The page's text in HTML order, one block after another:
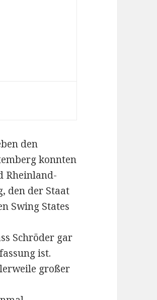
den
konnten
Rheinland-
den der Staat
Swing States
Schröder gar
ist.
großer